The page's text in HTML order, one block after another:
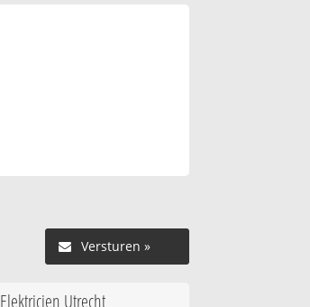
Versturen »
Elektricien Utrecht